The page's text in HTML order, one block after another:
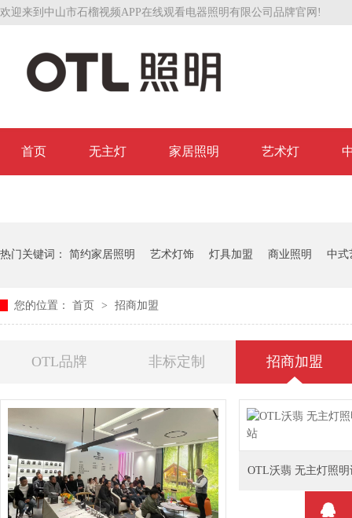
欢迎来到中山市石榴视频APP在线观看电器照明有限公司品牌官网!
首页 无主灯 家居照明 艺术灯
热门关键词： 简约家居照明 艺术灯饰 灯具加盟 商业照明 中式
您的位置： 首页 > 招商加盟
OTL品牌 非标定制 招商加盟
OTL沃翡 无主灯照明